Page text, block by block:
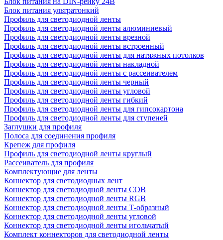
Блок питания ультратонкий
Профиль для светодиодной ленты
Профиль для светодиодной ленты алюминиевый
Профиль для светодиодной ленты врезной
Профиль для светодиодной ленты встроенный
Профиль для светодиодной ленты для натяжных потолков
Профиль для светодиодной ленты накладной
Профиль для светодиодной ленты с рассеивателем
Профиль для светодиодной ленты черный
Профиль для светодиодной ленты угловой
Профиль для светодиодной ленты гибкий
Профиль для светодиодной ленты для гипсокартона
Профиль для светодиодной ленты для ступеней
Заглушки для профиля
Полоса для соединения профиля
Крепеж для профиля
Профиль для светодиодной ленты круглый
Рассеиватель для профиля
Комплектующие для ленты
Коннектор для светодиодных лент
Коннектор для светодиодной ленты COB
Коннектор для светодиодной ленты RGB
Коннектор для светодиодной ленты Т-образный
Коннектор для светодиодной ленты угловой
Коннектор для светодиодной ленты игольчатый
Комплект коннекторов для светодиодной ленты